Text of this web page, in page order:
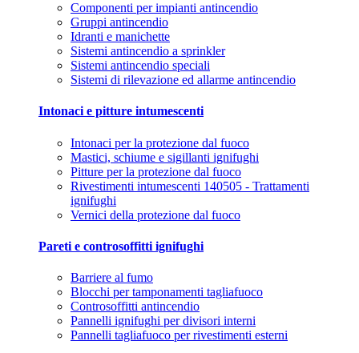
Componenti per impianti antincendio
Gruppi antincendio
Idranti e manichette
Sistemi antincendio a sprinkler
Sistemi antincendio speciali
Sistemi di rilevazione ed allarme antincendio
Intonaci e pitture intumescenti
Intonaci per la protezione dal fuoco
Mastici, schiume e sigillanti ignifughi
Pitture per la protezione dal fuoco
Rivestimenti intumescenti 140505 - Trattamenti
ignifughi
Vernici della protezione dal fuoco
Pareti e controsoffitti ignifughi
Barriere al fumo
Blocchi per tamponamenti tagliafuoco
Controsoffitti antincendio
Pannelli ignifughi per divisori interni
Pannelli tagliafuoco per rivestimenti esterni